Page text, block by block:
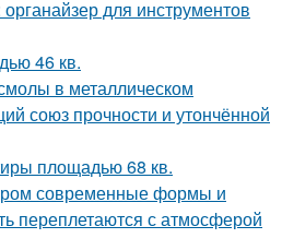
для инструментов
46 кв.
в металлическом
союз прочности и утончённой
площадью 68 кв.
современные формы и
переплетаются с атмосферой